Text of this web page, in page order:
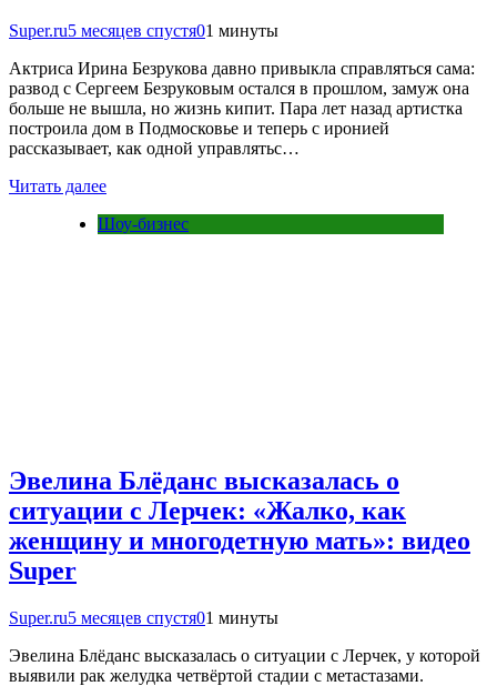
Super.ru5 месяцев спустя01 минуты
Актриса Ирина Безрукова давно привыкла справляться сама:
развод с Сергеем Безруковым остался в прошлом, замуж она
больше не вышла, но жизнь кипит. Пара лет назад артистка
построила дом в Подмосковье и теперь с иронией
рассказывает, как одной управлятьс…
Читать далее
Шоу-бизнес
Эвелина Блёданс высказалась о
ситуации с Лерчек: «Жалко, как
женщину и многодетную мать»: видео
Super
Super.ru5 месяцев спустя01 минуты
Эвелина Блёданс высказалась о ситуации с Лерчек, у которой
выявили рак желудка четвёртой стадии с метастазами.